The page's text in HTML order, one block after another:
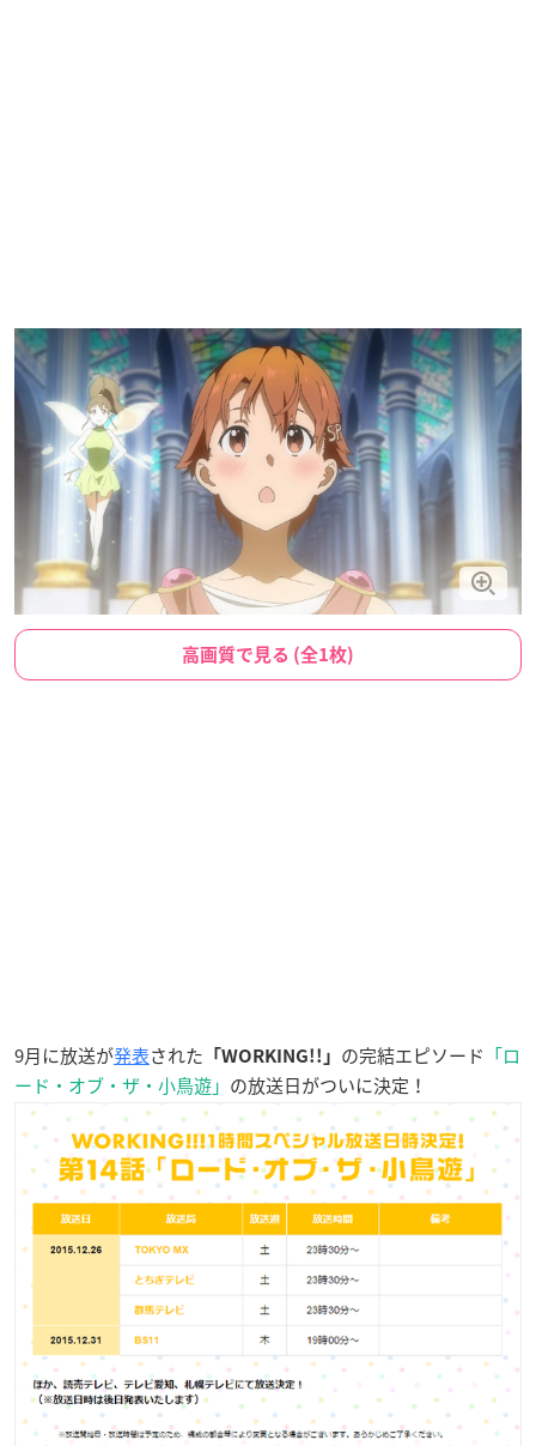
高画質で見る (全1枚)
9月に放送が発表された 「WORKING!!」 の完結エピソード 「ロ
ード・オブ・ザ・小鳥遊」 の放送日がついに決定！